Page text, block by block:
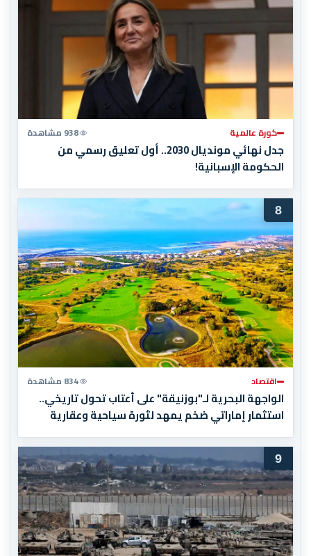
كورة عالمية 938 مشاهدة
جدل نهائي مونديال 2030.. أول تعليق رسمي من
الحكومة الإسبانية!
8
اقتصاد 834 مشاهدة
الواجهة البحرية لـ"بوزنيقة" على أعتاب تحول تاريخي..
استثمار إماراتي ضخم يمهد لثورة سياحية وعقارية
9